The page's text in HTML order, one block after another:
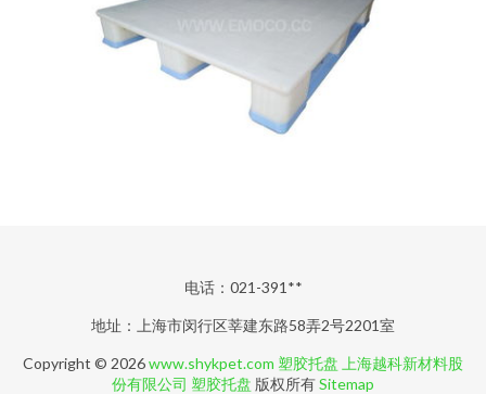
电话：021-391**
地址：上海市闵行区莘建东路58弄2号2201室
Copyright © 2026www.shykpet.com 塑胶托盘 上海越科新材料股
份有限公司 塑胶托盘 版权所有Sitemap